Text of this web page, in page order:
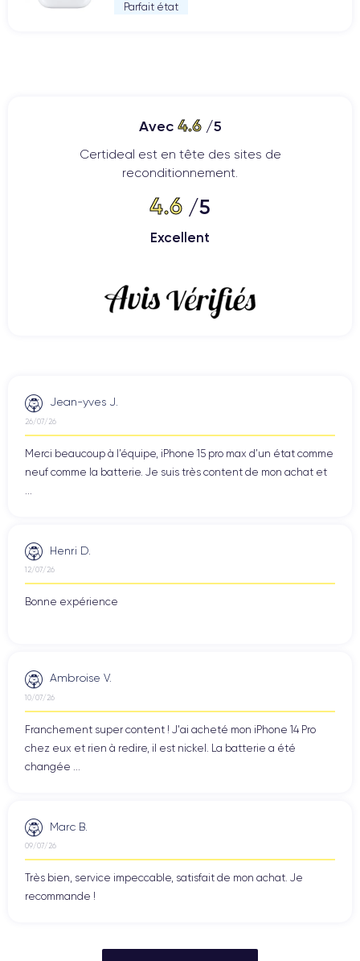
Parfait état
Avec 4.6/5
Certideal est en tête des sites de
reconditionnement.
4.6 /5
Excellent
Jean-yves J.
26/07/26
Merci beaucoup à l’équipe, iPhone 15 pro max d’un état comme
neuf comme la batterie. Je suis très content de mon achat et
Henri D.
12/07/26
Bonne expérience
Ambroise V.
10/07/26
Franchement super content ! J'ai acheté mon iPhone 14 Pro
chez eux et rien à redire, il est nickel. La batterie a été
changée ...
Marc B.
09/07/26
Très bien, service impeccable, satisfait de mon achat. Je
recommande !